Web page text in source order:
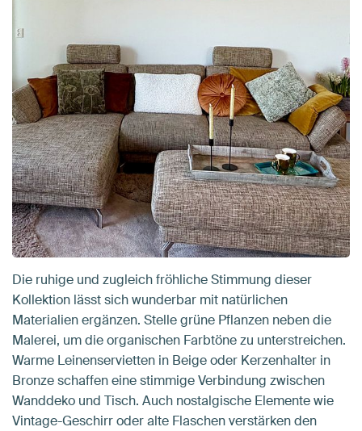
Die ruhige und zugleich fröhliche Stimmung dieser
Kollektion lässt sich wunderbar mit natürlichen
Materialien ergänzen. Stelle grüne Pflanzen neben die
Malerei, um die organischen Farbtöne zu unterstreichen.
Warme Leinenservietten in Beige oder Kerzenhalter in
Bronze schaffen eine stimmige Verbindung zwischen
Wanddeko und Tisch. Auch nostalgische Elemente wie
Vintage-Geschirr oder alte Flaschen verstärken den